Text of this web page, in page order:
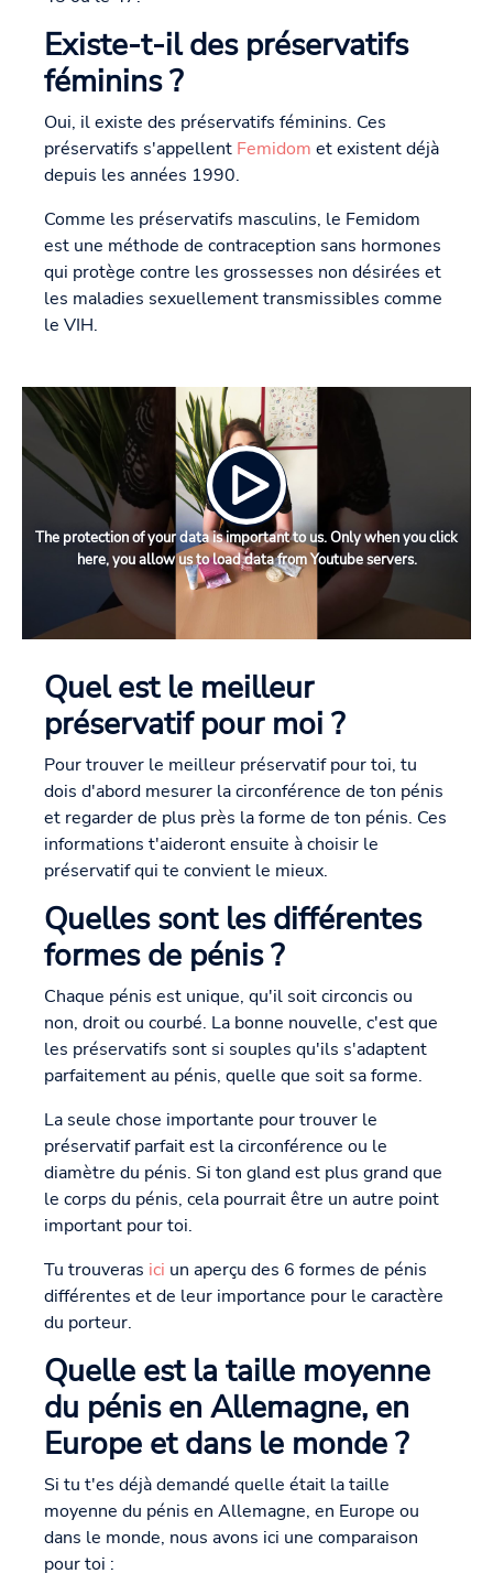
Existe-t-il des préservatifs
féminins ?
Oui, il existe des préservatifs féminins. Ces
préservatifs s'appellent Femidom et existent déjà
depuis les années 1990.
Comme les préservatifs masculins, le Femidom
est une méthode de contraception sans hormones
qui protège contre les grossesses non désirées et
les maladies sexuellement transmissibles comme
le VIH.
The protection of your data is important to us. Only when you click
here, you allow us to load data from Youtube servers.
Quel est le meilleur
préservatif pour moi ?
Pour trouver le meilleur préservatif pour toi, tu
dois d'abord mesurer la circonférence de ton pénis
et regarder de plus près la forme de ton pénis. Ces
informations t'aideront ensuite à choisir le
préservatif qui te convient le mieux.
Quelles sont les différentes
formes de pénis ?
Chaque pénis est unique, qu'il soit circoncis ou
non, droit ou courbé. La bonne nouvelle, c'est que
les préservatifs sont si souples qu'ils s'adaptent
parfaitement au pénis, quelle que soit sa forme.
La seule chose importante pour trouver le
préservatif parfait est la circonférence ou le
diamètre du pénis. Si ton gland est plus grand que
le corps du pénis, cela pourrait être un autre point
important pour toi.
Tu trouveras ici un aperçu des 6 formes de pénis
différentes et de leur importance pour le caractère
du porteur.
Quelle est la taille moyenne
du pénis en Allemagne, en
Europe et dans le monde ?
Si tu t'es déjà demandé quelle était la taille
moyenne du pénis en Allemagne, en Europe ou
dans le monde, nous avons ici une comparaison
pour toi :